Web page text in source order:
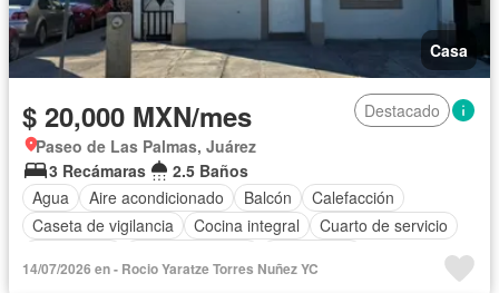
Casa
$ 20,000 MXN/mes
Destacado
Paseo de Las Palmas, Juárez
3 Recámaras
2.5 Baños
Agua
Aire acondicionado Balcón
Calefacción
Caseta de vigilancia
Cocina integral
Cuarto de servicio
Recámara con closet
Seguridad
Zonas verdes
14/07/2026 en - Rocio Yaratze Torres Nuñez YC